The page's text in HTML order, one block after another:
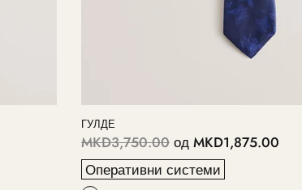
ГУЛДЕ
MKD3,750.00од MKD1,875.00
Оперативни системи